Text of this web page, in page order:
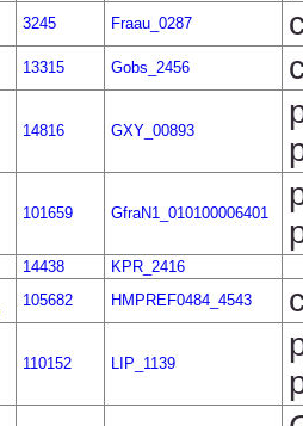
3245 Fraau_0287
13315 Gobs_2456
14816 GXY_00893
101659 GfraN1_010100006401
14438
KPR_2416
105682 HMPREF0484_4543
110152 LIP_1139